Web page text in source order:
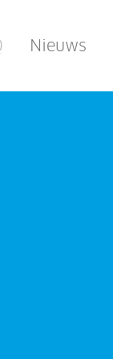
Nieuws